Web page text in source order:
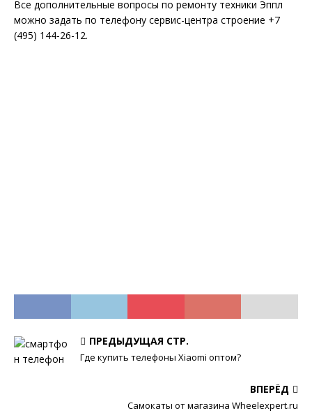
Все дополнительные вопросы по ремонту техники Эппл
можно задать по телефону сервис-центра строение +7
(495) 144-26-12.
ПРЕДЫДУЩАЯ СТР.
Где купить телефоны Xiaomi оптом?
ВПЕРЁД
Самокаты от магазина Wheelexpert.ru